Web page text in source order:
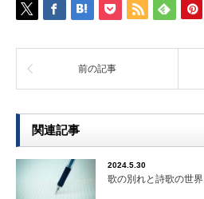
前の記事
関連記事
2024.5.30
歌の別れと詩歌の世界